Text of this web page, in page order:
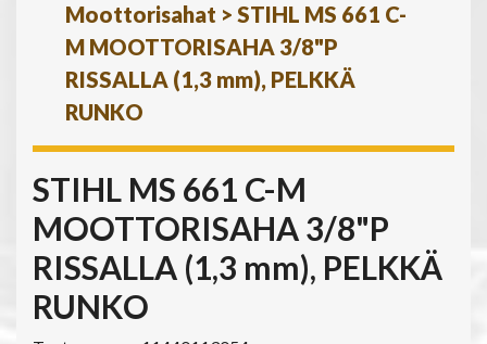
Moottorisahat > STIHL MS 661 C-
M MOOTTORISAHA 3/8"P
RISSALLA (1,3 mm), PELKKÄ
RUNKO
STIHL MS 661 C-M
MOOTTORISAHA 3/8"P
RISSALLA (1,3 mm), PELKKÄ
RUNKO